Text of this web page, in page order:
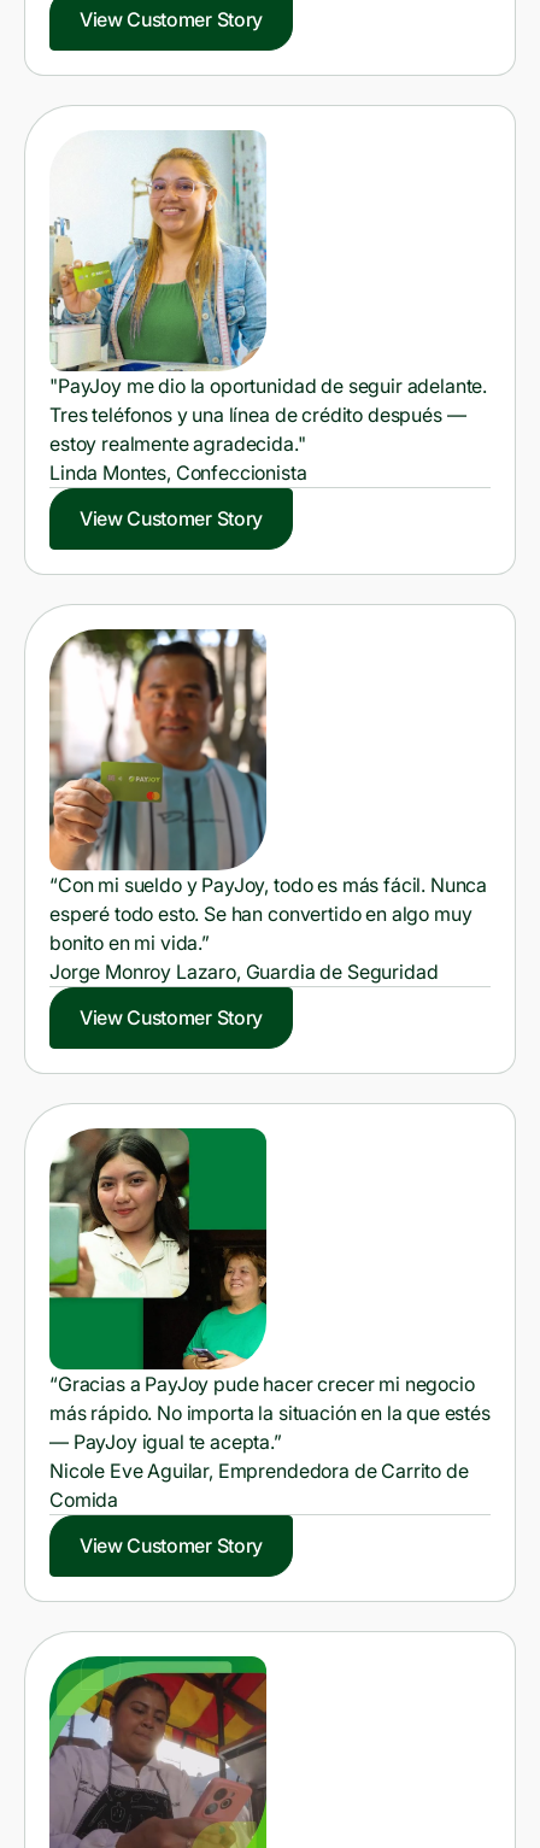
View Customer Story
"PayJoy me dio la oportunidad de seguir adelante.
Tres teléfonos y una línea de crédito después —
estoy realmente agradecida."
Linda Montes, Confeccionista
View Customer Story
“Con mi sueldo y PayJoy, todo es más fácil. Nunca
esperé todo esto. Se han convertido en algo muy
bonito en mi vida.”
Jorge Monroy Lazaro, Guardia de Seguridad
View Customer Story
“Gracias a PayJoy pude hacer crecer mi negocio
más rápido. No importa la situación en la que estés
— PayJoy igual te acepta.”
Nicole Eve Aguilar, Emprendedora de Carrito de
Comida
View Customer Story